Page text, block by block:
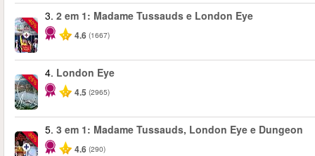
-40%
3. 2 em 1: Madame Tussauds e London Eye
4.6 (1667)
-25%
4. London Eye
4.5 (2965)
-30%
5. 3 em 1: Madame Tussauds, London Eye e Dungeon
4.6 (290)